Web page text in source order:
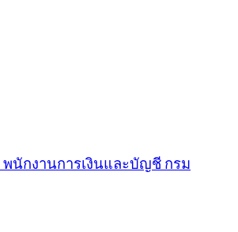
นักงานการเงินและบัญชี กรม